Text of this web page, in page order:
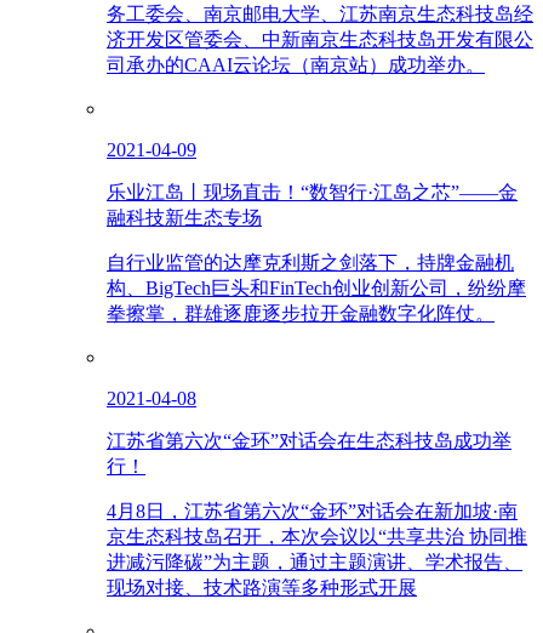
务工委会、南京邮电大学、江苏南京生态科技岛经
济开发区管委会、中新南京生态科技岛开发有限公
司承办的CAAI云论坛（南京站）成功举办。
2021-04-09
乐业江岛丨现场直击！“数智行·江岛之芯”——金
融科技新生态专场
自行业监管的达摩克利斯之剑落下，持牌金融机
构、BigTech巨头和FinTech创业创新公司，纷纷摩
拳擦掌，群雄逐鹿逐步拉开金融数字化阵仗。
2021-04-08
江苏省第六次“金环”对话会在生态科技岛成功举
行！
4月8日，江苏省第六次“金环”对话会在新加坡·南
京生态科技岛召开，本次会议以“共享共治 协同推
进减污降碳”为主题，通过主题演讲、学术报告、
现场对接、技术路演等多种形式开展